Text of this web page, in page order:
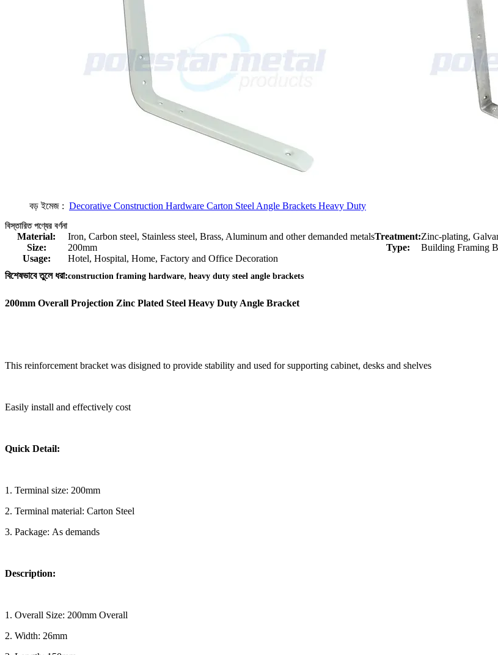
বড় ইমেজ : Decorative Construction Hardware Carton Steel Angle Brackets Heavy Duty
বিস্তারিত পণ্যের বর্ণনা
Material: Iron, Carbon steel, Stainless steel, Brass, Aluminum and other demanded metalsTreatment:Zinc-plating,
Size:
200mm Type:
Building Framing
Usage:
Hotel, Hospital, Home, Factory and Office Decoration
বিশেষভাবে তুলে ধরা:construction framing hardware, heavy duty steel angle brackets
200mm Overall Projection Zinc Plated Steel Heavy Duty Angle Bracket
This reinforcement bracket was disigned to provide stability and used for supporting cabinet, desks and shelves
Easily install and effectively cost
Quick Detail:
1. Terminal size: 200mm
2. Terminal material: Carton Steel
3. Package: As demands
Description:
1. Overall Size: 200mm Overall
2. Width: 26mm